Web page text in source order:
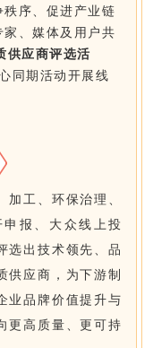
序、促进产业链
、媒体及用户共
供应商评选活
同期活动开展线
工、环保治理、
报、大众线上投
选出技术领先、品
供应商，为下游制
业品牌价值提升与
更高质量、更可持